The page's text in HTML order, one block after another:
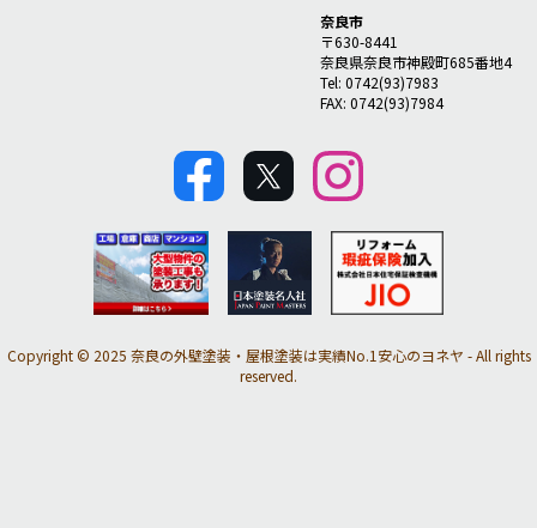
奈良市
〒630-8441
奈良県奈良市神殿町685番地4
Tel: 0742(93)7983
FAX: 0742(93)7984
Copyright © 2025 奈良の外壁塗装・屋根塗装は実績No.1安心のヨネヤ - All rights
reserved.